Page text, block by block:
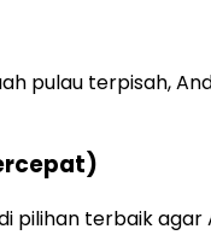
pulau terpisah,
pilihan terbaik